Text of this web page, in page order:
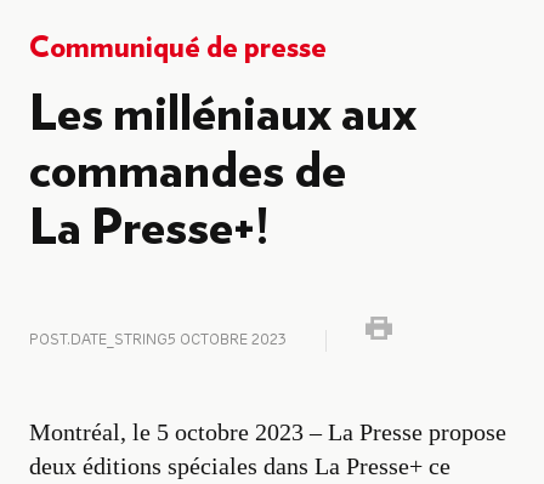
Communiqué de presse
Les milléniaux aux
commandes de
La Presse+!
POST.DATE_STRING5 OCTOBRE 2023
Montréal, le 5 octobre 2023 – La Presse propose
deux éditions spéciales dans La Presse+ ce